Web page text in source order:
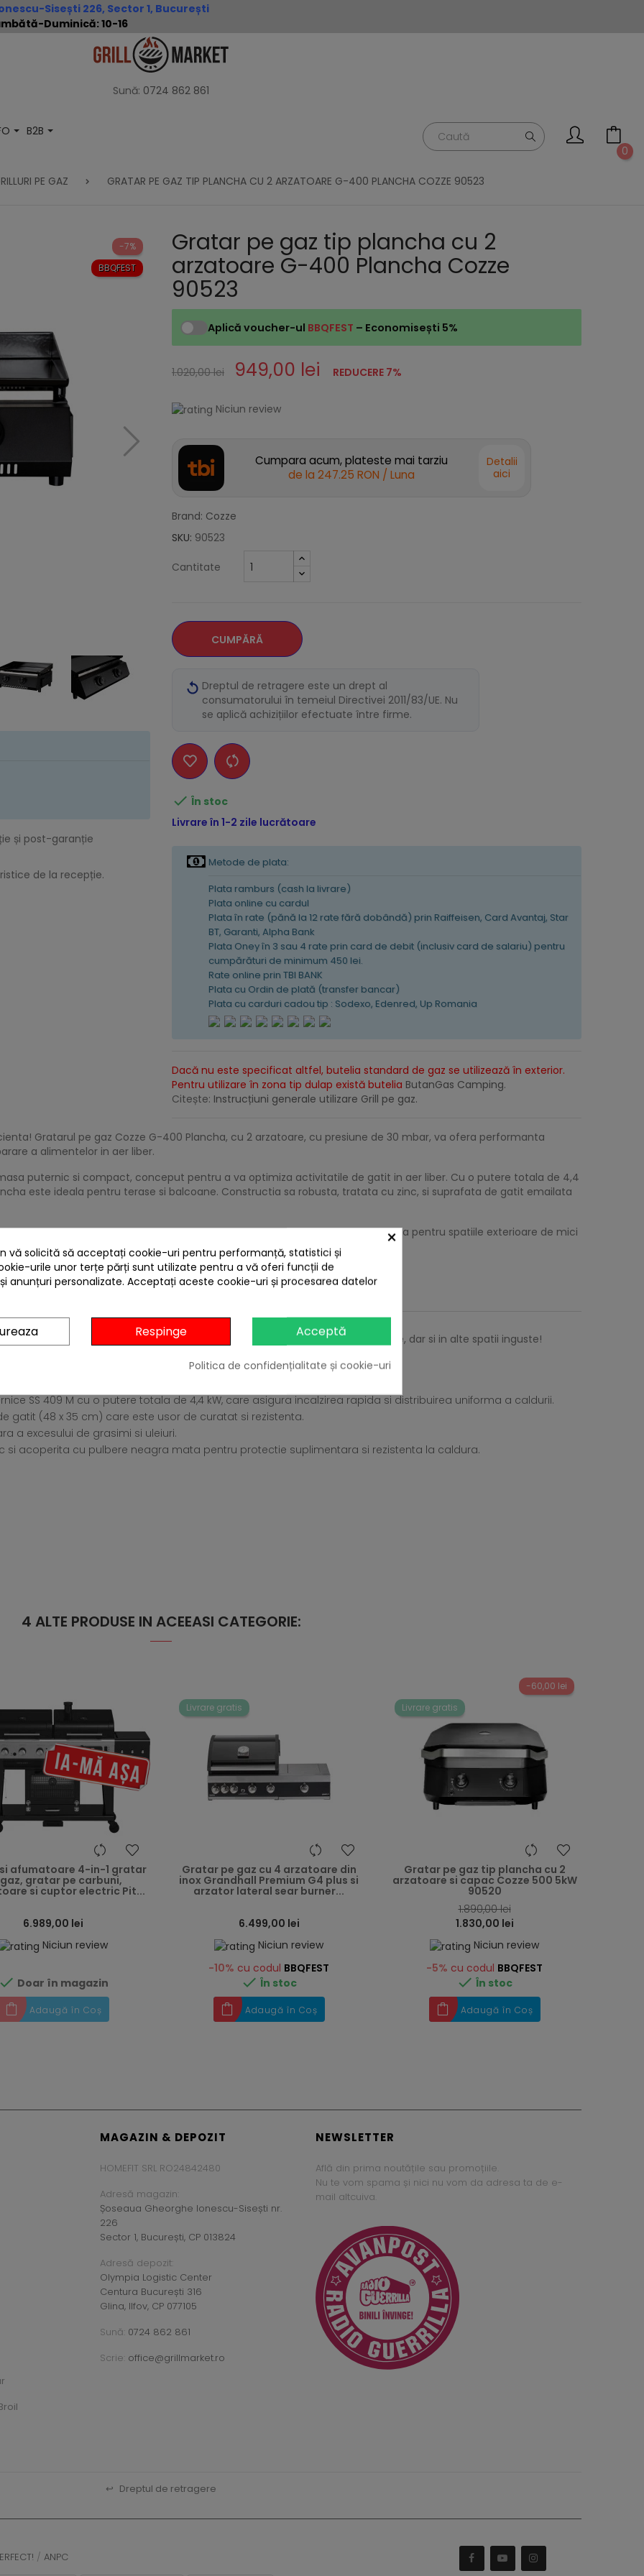
Sisești 226, Sector 1, București
Duminică: 10-16
Sună: 0724 862 861
B2B
0
PE GAZ GRATAR PE GAZ TIP PLANCHA CU 2 ARZATOARE G-400 PLANCHA COZZE 90523
și post-garanție
de la recepție.
BBQFEST
-7% Gratar pe gaz tip plancha cu 2
arzatoare G-400 Plancha Cozze
90523
Aplică voucher-ul BBQFEST – Economisești 5%
1.020,00 lei 949,00 lei REDUCERE 7%
Niciun review
Cumpara acum, plateste mai tarziu
de la 247.25 RON / Luna
Detalii
aici
Brand: Cozze
SKU: 90523
Cantitate
CUMPĂRĂ
Dreptul de retragere este un drept al
consumatorului în temeiul Directivei 2011/83/UE. Nu
se aplică achizițiilor efectuate între firme.
 În stoc
Livrare în 1-2 zile lucrătoare
Metode de plata:
Plata ramburs (cash la livrare)
Plata online cu cardul
Plata în rate (pănă la 12 rate fără dobândă) prin Raiffeisen, Card Avantaj, Star
BT, Garanti, Alpha Bank
Plata Oney în 3 sau 4 rate prin card de debit (inclusiv card de salariu) pentru
cumpărături de minimum 450 lei.
Rate online prin TBI BANK
Plata cu Ordin de plată (transfer bancar)
Plata cu carduri cadou tip : Sodexo, Edenred, Up Romania
Dacă nu este specificat altfel, butelia standard de gaz se utilizează în exterior.
Pentru utilizare în zona tip dulap există butelia ButanGas Camping.
Citește: Instrucțiuni generale utilizare Grill pe gaz.
Gratarul pe gaz Cozze G-400 Plancha, cu 2 arzatoare, cu presiune de 30 mbar, va ofera performanta
a alimentelor in aer liber.
puternic si compact, conceput pentru a va optimiza activitatile de gatit in aer liber. Cu o putere totala de 4,4
este ideala pentru terase si balcoane. Constructia sa robusta, tratata cu zinc, si suprafata de gatit emailata
iubesc gatitul in aer liber si au nevoie de un echipament eficient si de durata pentru spatiile exterioare de mici
cu presiune de 30 mbar, este perfect pentru utilizare pe terase si balcoane, dar si in alte spatii inguste!
si perfect pentru terase si balcoane.
SS 409 M cu o putere totala de 4,4 kW, care asigura incalzirea rapida si distribuirea uniforma a caldurii.
gatit (48 x 35 cm) care este usor de curatat si rezistenta.
a excesului de grasimi si uleiuri.
si acoperita cu pulbere neagra mata pentru protectie suplimentara si rezistenta la caldura.
4 ALTE PRODUSE IN ACEEASI CATEGORIE:
heart
afumatoare 4-in-1 gratar
gratar pe carbuni,
si cuptor electric Pit...
6.989,00 lei
Niciun review
 Doar în magazin
Adaugă în Coș
Livrare gratis
heart
Gratar pe gaz cu 4 arzatoare din
inox Grandhall Premium G4 plus si
arzator lateral sear burner...
6.499,00 lei
Niciun review
-10% cu codul BBQFEST
 În stoc
Adaugă în Coș
-60,00 lei
Livrare gratis
heart
Gratar pe gaz tip plancha cu 2
arzatoare si capac Cozze 500 5kW
90520
1.890,00 lei
1.830,00 lei
Niciun review
-5% cu codul BBQFEST
 În stoc
Adaugă în Coș
MAGAZIN & DEPOZIT
HOMEFIT SRL RO24842480
Adresă magazin:
Șoseaua Gheorghe Ionescu-Sisești nr.
226
Sector 1, București, CP 013824
Adresă depozit:
Olympia Logistic Center
Centura București 316
Glina, Ilfov, CP 077105
Sună: 0724 862 861
Scrie: office@grillmarket.ro
NEWSLETTER
Află din prima noutățile sau promoțiile.
Nu te vom spama și nici nu vom da adresa ta de e-
mail altcuiva.
↩ Dreptul de retragere
/ ANPC
×
vă solicită să acceptați cookie-uri pentru performanță, statistici și
urile unor terțe părți sunt utilizate pentru a vă oferi funcții de
anunțuri personalizate. Acceptați aceste cookie-uri și procesarea datelor
Respinge Acceptă
Politica de confidențialitate și cookie-uri